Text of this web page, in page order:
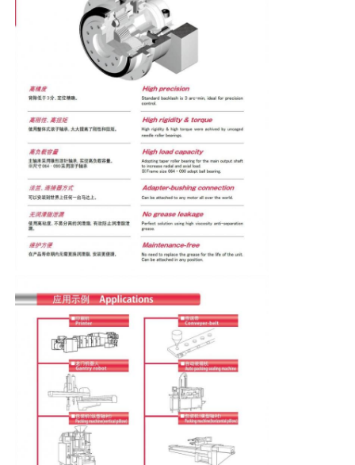
Fabrieksreis
Kwaliteitscontrole
Contacteer ons
Vraag een offerte aan
variabele frequentie aandrijving
Programmeerbare logische controller
PLC -controller
Soft Start Device
Motor van het robotgewricht